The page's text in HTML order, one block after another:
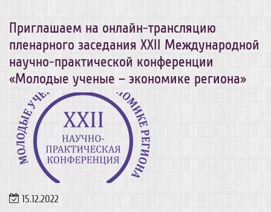
Приглашаем на онлайн-трансляцию
пленарного заседания ХХII Международной
научно-практической конференции
«Молодые ученые – экономике региона»
15.12.2022